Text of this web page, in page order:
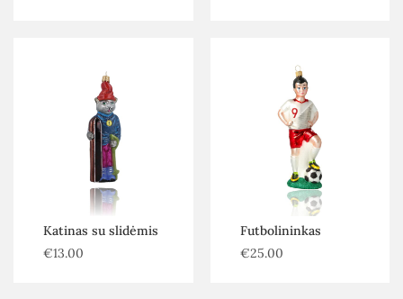
Katinas su slidėmis
€13.00
Futbolininkas
€25.00